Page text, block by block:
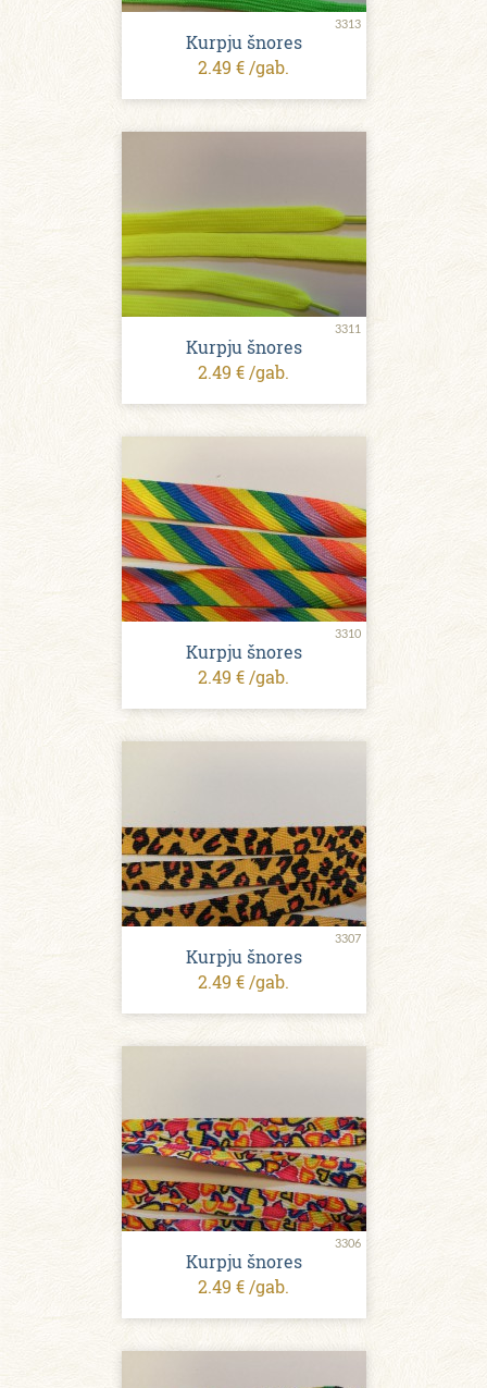
3313
Kurpju šnores
2.49 € /gab.
3311
Kurpju šnores
2.49 € /gab.
3310
Kurpju šnores
2.49 € /gab.
3307
Kurpju šnores
2.49 € /gab.
3306
Kurpju šnores
2.49 € /gab.